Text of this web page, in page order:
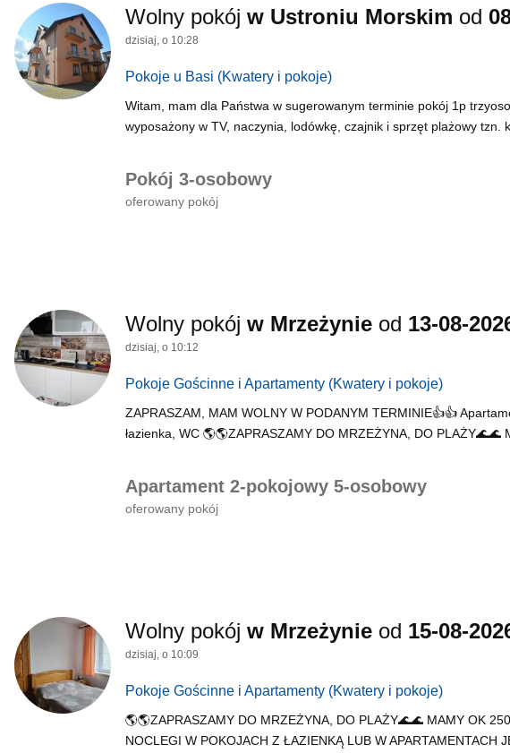
Wolny pokój w Ustroniu Morskim od
dzisiaj, o 10:28
Pokoje u Basi (Kwatery i pokoje)
Witam, mam dla Państwa w sugerowanym terminie pokój 1p
wyposażony w TV, naczynia, lodówkę, czajnik i sprzęt plażowy tzn.
Pokój 3-osobowy
oferowany pokój
Wolny pokój w Mrzeżynie od 13-08-
dzisiaj, o 10:12
Pokoje Gościnne i Apartamenty (Kwatery i pokoje)
ZAPRASZAM, MAM WOLNY W PODANYM TERMINIE👍👍
łazienka, WC 🌎🌎ZAPRASZAMY DO MRZEŻYNA, DO PLAŻY🌊🌊
Apartament 2-pokojowy 5-osobowy
oferowany pokój
Wolny pokój w Mrzeżynie od 15-08-
dzisiaj, o 10:09
Pokoje Gościnne i Apartamenty (Kwatery i pokoje)
🌎🌎ZAPRASZAMY DO MRZEŻYNA, DO PLAŻY🌊🌊 MAMY OK
NOCLEGI W POKOJACH Z ŁAZIENKĄ LUB W APARTAMENTACH